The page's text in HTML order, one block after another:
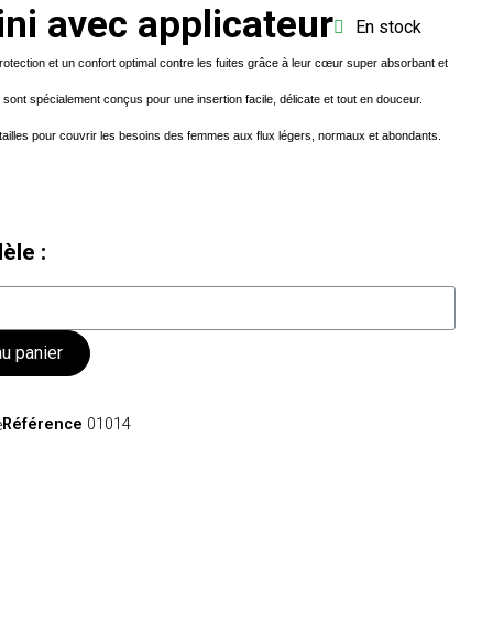
avec applicateur En stock
et un confort optimal contre les fuites grâce à leur cœur super absorbant et
spécialement conçus pour une insertion facile, délicate et tout en douceur.
pour couvrir les besoins des femmes aux flux légers, normaux et abondants.
:
panier
Référence 01014